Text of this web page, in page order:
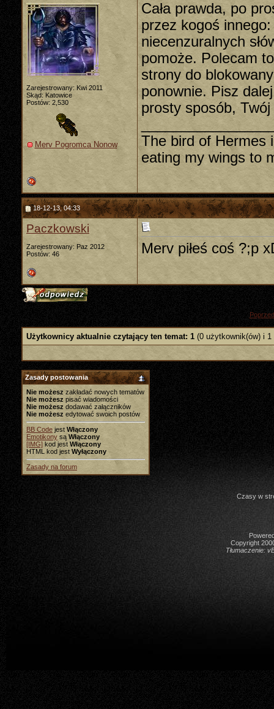
Zarejestrowany: Kwi 2011
Skąd: Katowice
Postów: 2,530
Merv Pogromca Nonow
Cała prawda, po
przez kogoś
niecenzuralnych
pomoże. Polecam
strony do
ponownie. Pisz
prosty sposób,
The bird of Hermes
eating my wings to
18-12-13, 04:33
Paczkowski
Zarejestrowany: Paz 2012
Postów: 46
Merv piłeś coś ?;p
Użytkownicy aktualnie czytający ten temat: 1 (0 użytkownik(ów) i 1
Zasady postowania
Nie możesz zakładać nowych tematów
Nie możesz pisać wiadomości
Nie możesz dodawać załączników
Nie możesz edytować swoich postów
BB Code jest Włączony
Emotikony są Włączony
[IMG] kod jest Włączony
HTML kod jest Wyłączony
Zasady na forum
Czasy w
Copyright
Tłumaczenie: